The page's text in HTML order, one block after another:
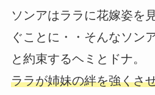
ソンアはララに花嫁姿を
ぐことに・・そんなソン
と約束するヘミとドナ。
ララが姉妹の絆を強くさ